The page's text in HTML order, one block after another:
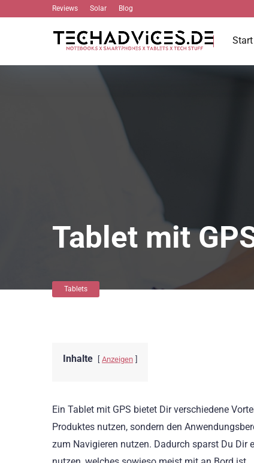
Reviews Solar Blog
Start
Tablet mit
Tablets
Inhalte Anzeigen
Ein Tablet mit GPS bietet Dir verschiedene
Produktes nutzen, sondern den
zum Navigieren nutzen. Dadurch sparst Du Dir